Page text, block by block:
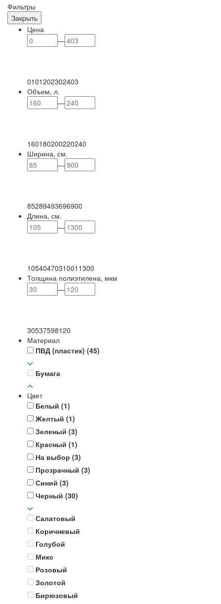
Фильтры
Закрыть
Цена
—
0101202302403
Объем, л.
—
160180200220240
Ширина, см.
—
85289493696900
Длина, см.
—
1054047031001 1300
Толщина полиэтилена, мкм
—
30537598120
Материал
ПВД (пластик) (45)
Бумага
Цвет
Белый (1)
Желтый (1)
Зеленый (3)
Красный (1)
На выбор (3)
Прозрачный (3)
Синий (3)
Черный (30)
Салатовый
Коричневый
Голубой
Микс
Розовый
Золотой
Бирюзовый